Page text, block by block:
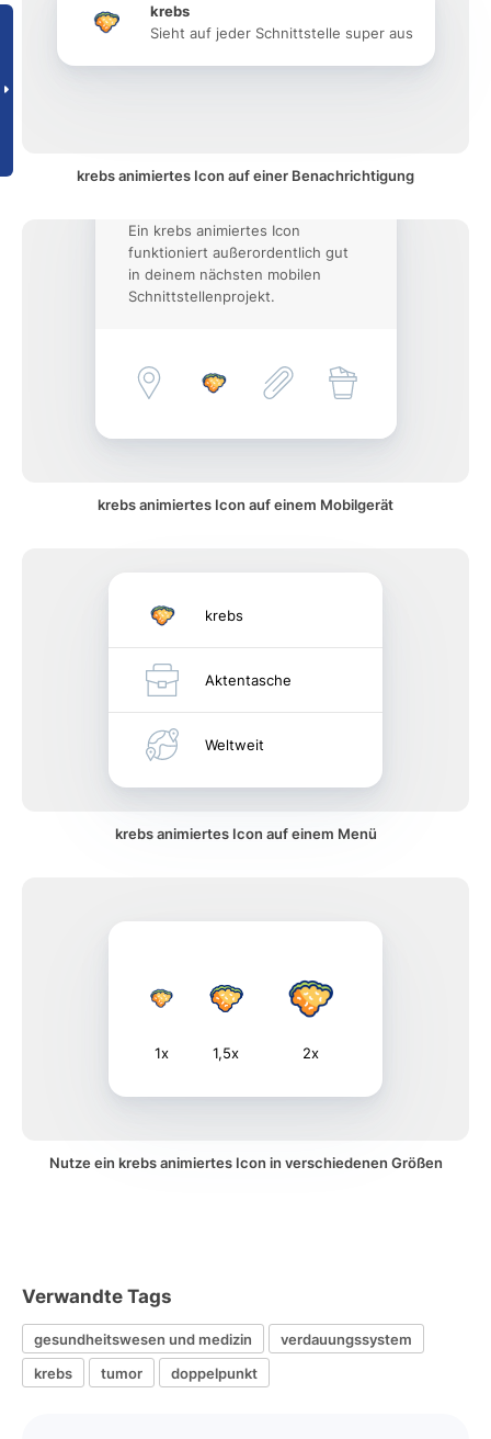
krebs
Sieht auf jeder Schnittstelle super aus
krebs animiertes Icon auf einer Benachrichtigung
Ein krebs animiertes Icon
funktioniert außerordentlich gut
in deinem nächsten mobilen
Schnittstellenprojekt.
krebs animiertes Icon auf einem Mobilgerät
krebs
Aktentasche
Weltweit
krebs animiertes Icon auf einem Menü
1x 1,5x 2x
Nutze ein krebs animiertes Icon in verschiedenen Größen
Verwandte Tags
gesundheitswesen und medizin
verdauungssystem
krebs
tumor doppelpunkt